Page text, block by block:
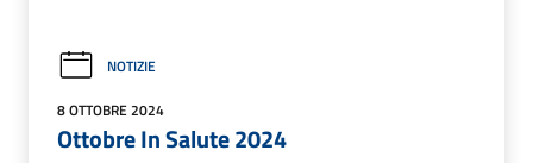
NOTIZIE
8 OTTOBRE 2024
Ottobre In Salute 2024